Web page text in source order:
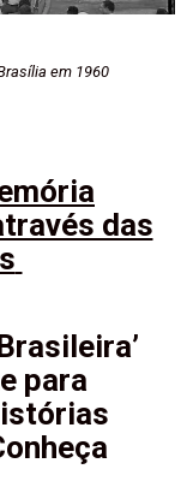
em 1960
das
para